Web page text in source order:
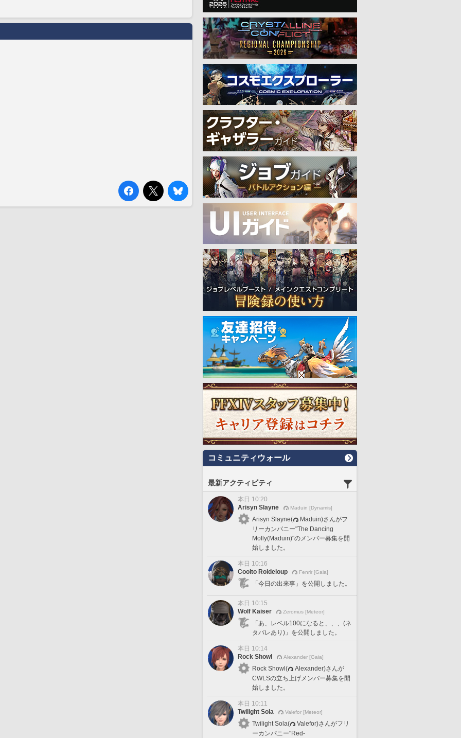
コミュニティウォール
最新アクティビティ
本日 10:20
Arisyn Slayne
Maduin [Dynamis]
Arisyn Slayne(
Maduin)さんがフ
リーカンパニー"The Dancing
Molly(Maduin)"のメンバー募集を開
始しました。
本日 10:16
Coolto Roideloup
Fenrir [Gaia]
「今日の出来事」を公開しました。
本日 10:15
Wolf Kaiser
Zeromus [Meteor]
「あ、レベル100になると、、、(ネ
タバレあり)」を公開しました。
本日 10:14
Rock Showl
Alexander [Gaia]
Rock Showl(
Alexander)さんが
CWLSの立ち上げメンバー募集を開
始しました。
本日 10:11
Twilight Sola
Valefor [Meteor]
Twilight Sola(
Valefor)さんがフリ
ーカンパニー"Red-